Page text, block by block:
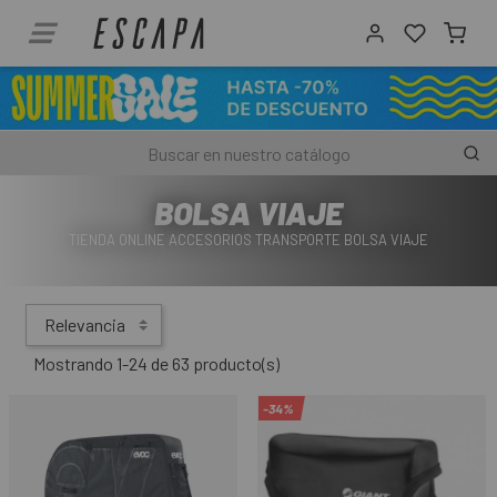
BOLSA VIAJE
TIENDA ONLINE ACCESORIOS TRANSPORTE BOLSA VIAJE
Relevancia
Mostrando 1-24 de 63 producto(s)
-34%